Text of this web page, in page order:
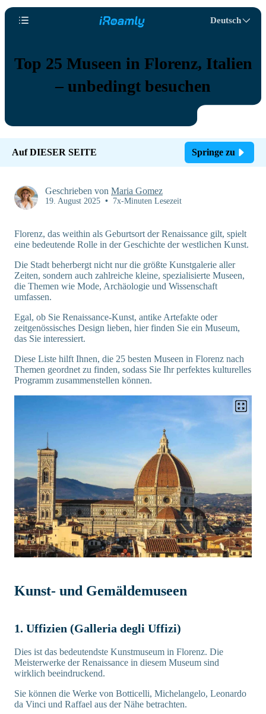
Deutsch
Top 25 Museen in Florenz, Italien
– unbedingt besuchen
Auf DIESER SEITE Springe zu
Geschrieben von Maria Gomez
19. August 2025 • 7x-Minuten Lesezeit
Florenz, das weithin als Geburtsort der Renaissance gilt, spielt
eine bedeutende Rolle in der Geschichte der westlichen Kunst.
Die Stadt beherbergt nicht nur die größte Kunstgalerie aller
Zeiten, sondern auch zahlreiche kleine, spezialisierte Museen,
die Themen wie Mode, Archäologie und Wissenschaft
umfassen.
Egal, ob Sie Renaissance-Kunst, antike Artefakte oder
zeitgenössisches Design lieben, hier finden Sie ein Museum,
das Sie interessiert.
Diese Liste hilft Ihnen, die 25 besten Museen in Florenz nach
Themen geordnet zu finden, sodass Sie Ihr perfektes kulturelles
Programm zusammenstellen können.
Kunst- und Gemäldemuseen
1. Uffizien (Galleria degli Uffizi)
Dies ist das bedeutendste Kunstmuseum in Florenz. Die
Meisterwerke der Renaissance in diesem Museum sind
wirklich beeindruckend.
Sie können die Werke von Botticelli, Michelangelo, Leonardo
da Vinci und Raffael aus der Nähe betrachten.